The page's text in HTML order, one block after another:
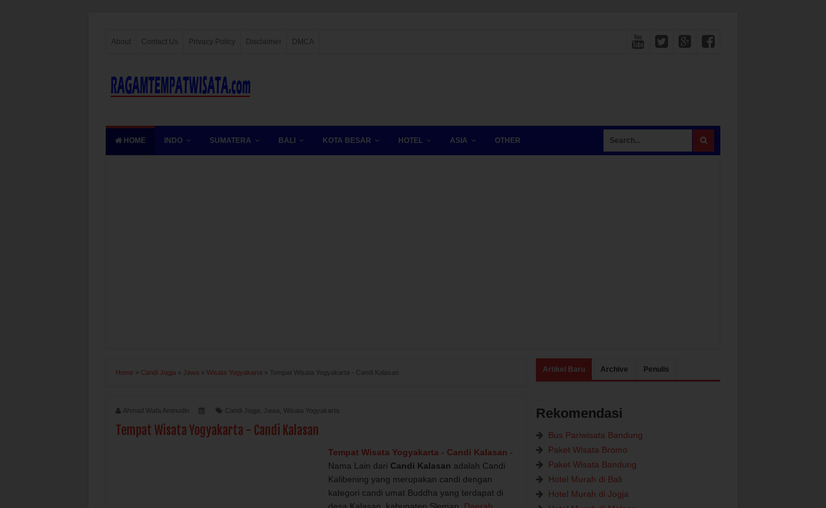
About Contact Us Privacy Policy Disclaimer DMCA
HOME INDO SUMATERA BALI KOTA BESAR HOTEL ASIA OTHER
Home » Candi Jogja » Jawa » Wisata Yogyakarta » Tempat Wisata Yogyakarta - Candi Kalasan
Ahmad Wafa Aminudin Candi Jogja Jawa Wisata Yogyakarta
Tempat Wisata Yogyakarta - Candi Kalasan
Tempat Wisata Yogyakarta - Candi Kalasan -
Nama Lain dari Candi Kalasan adalah Candi
Kalibening yang merupakan candi dengan
kategori candi umat Buddha yang terdapat di
Artikel Baru Archive Penulis
Rekomendasi
Bus Pariwisata Bandung
Paket Wisata Bromo
Paket Wisata Bandung
Hotel Murah di Bali
Hotel Murah di Jogja